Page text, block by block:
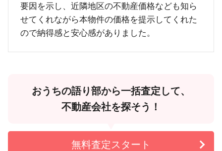
要因を示し、近隣地区の不動産価格なども知ら
せてくれながら本物件の価格を提示してくれた
ので納得感と安心感がありました。
おうちの語り部から一括査定して、
不動産会社を探そう！
無料査定スタート